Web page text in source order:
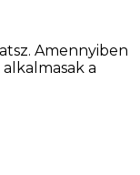
Amennyiben
a